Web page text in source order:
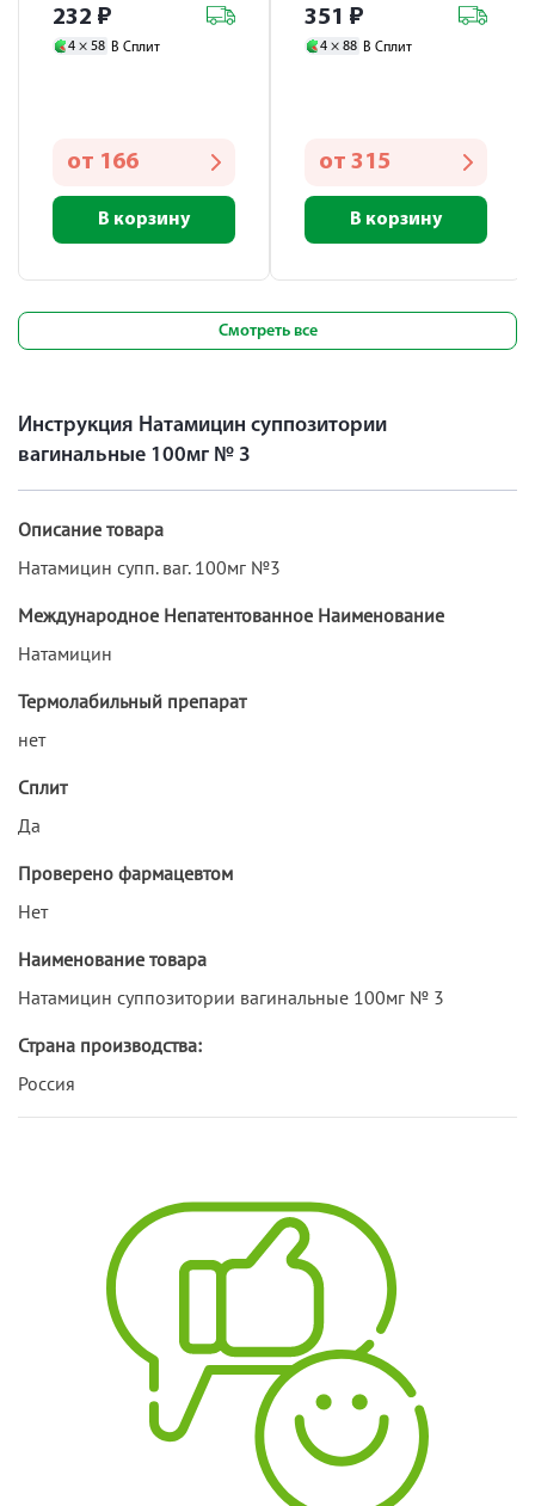
232 ₽
4 × 58 В Сплит
от 166
В корзину
351 ₽
4 × 88 В Сплит
от 315
В корзину
Смотреть все
Инструкция Натамицин суппозитории
вагинальные 100мг № 3
Описание товара
Натамицин супп. ваг. 100мг №3
Международное Непатентованное Наименование
Натамицин
Термолабильный препарат
нет
Сплит
Да
Проверено фармацевтом
Нет
Наименование товара
Натамицин суппозитории вагинальные 100мг № 3
Страна производства:
Россия